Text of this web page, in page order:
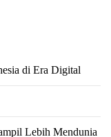
di Era Digital
Lebih Mendunia